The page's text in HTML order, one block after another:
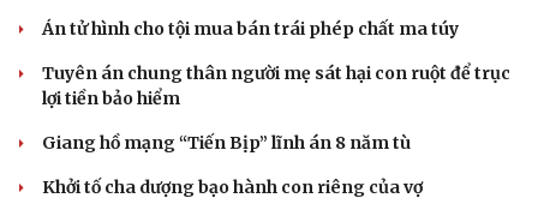
Án tử hình cho tội mua bán trái phép chất ma túy
Tuyên án chung thân người mẹ sát hại con ruột để trục
lợi tiền bảo hiểm
Giang hồ mạng “Tiến Bịp” lĩnh án 8 năm tù
Khởi tố cha dượng bạo hành con riêng của vợ